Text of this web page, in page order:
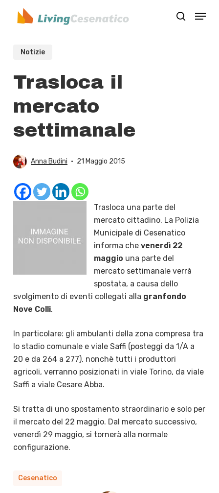
search
Menu
Notizie
Trasloca il
mercato
settimanale
Anna Budini 21 Maggio 2015
Trasloca una parte del
mercato cittadino. La Polizia
Municipale di Cesenatico
informa che venerdì 22
maggio una parte del
‪‎mercato‬ settimanale verrà
spostata, a causa dello
svolgimento di eventi collegati alla granfondo
‪‎Nove Colli‬.
In particolare: gli ambulanti della zona compresa tra
lo stadio comunale e viale Saffi (posteggi da 1/A a
20 e da 264 a 277), nonchè tutti i produttori
agricoli, verranno posizionati in viale Torino, da viale
Saffi a viale Cesare Abba.
Si tratta di uno spostamento straordinario e solo per
il mercato del 22 maggio. Dal mercato successivo,
venerdì 29 maggio, si tornerà alla normale
configurazione.
Cesenatico